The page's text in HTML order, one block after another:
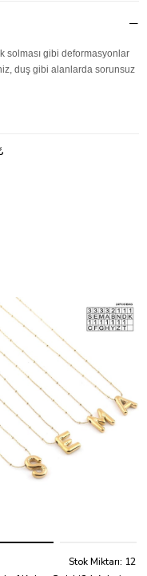
solması gibi deformasyonlar
duş gibi alanlarda sorunsuz
Stok Miktarı: 12